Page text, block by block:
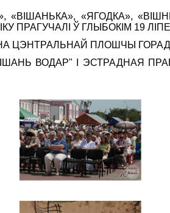
«ВІШАНЬКА», «ЯГОДКА»,
ПРАГУЧАЛІ Ў ГЛЫБОКІМ 19
ЦЭНТРАЛЬНАЙ ПЛОШЧЫ
ВОДАР" І ЭСТРАДНАЯ